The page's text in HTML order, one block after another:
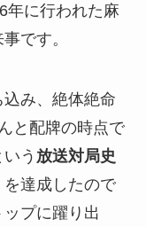
年に行われた麻
です。
み、絶体絶命
と配牌の時点で
う 放送対局史
を達成したので
プに躍り出